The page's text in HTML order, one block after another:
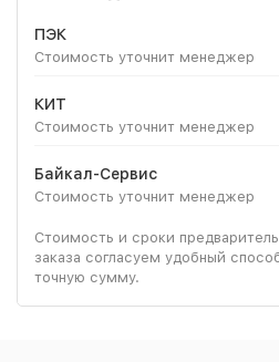
ПЭК
Стоимость уточнит менеджер
КИТ
Стоимость уточнит менеджер
Байкал-Сервис
Стоимость уточнит менеджер
Стоимость и сроки
заказа согласуем удобный
точную сумму.